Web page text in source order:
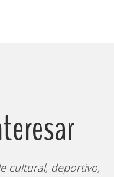
cultural, deportivo,